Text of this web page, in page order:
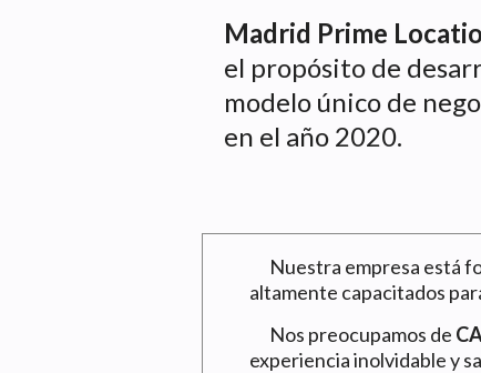
Madrid Prime
el propósito de
modelo único de
en el año 2020.
Nuestra empresa está
altamente capacitados
Nos preocupamos de
experiencia inolvidable y